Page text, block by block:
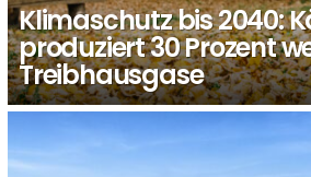
Klimaschutz bis 2040:
produziert 30 Prozent
Treibhausgase